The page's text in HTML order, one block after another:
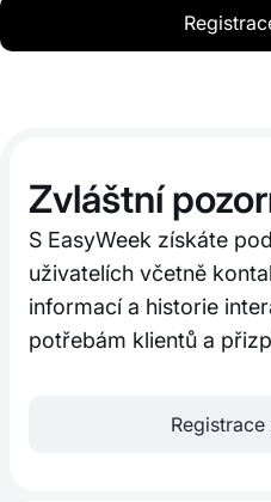
Zvláštní
S EasyWeek získáte
uživatelích včetně
informací a historie
potřebám klientů a